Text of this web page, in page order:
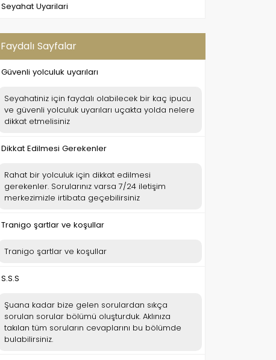
Seyahat Uyarilari
Faydalı Sayfalar
Güvenli yolculuk uyarıları
Seyahatiniz için faydalı olabilecek bir kaç ipucu
ve güvenli yolculuk uyarıları uçakta yolda nelere
dikkat etmelisiniz
Dikkat Edilmesi Gerekenler
Rahat bir yolculuk için dikkat edilmesi
gerekenler. Sorularınız varsa 7/24 iletişim
merkezimizle irtibata geçebilirsiniz
Tranigo şartlar ve koşullar
Tranigo şartlar ve koşullar
S.S.S
Şuana kadar bize gelen sorulardan sıkça
sorulan sorular bölümü oluşturduk. Aklınıza
takılan tüm soruların cevaplarını bu bölümde
bulabilirsiniz.